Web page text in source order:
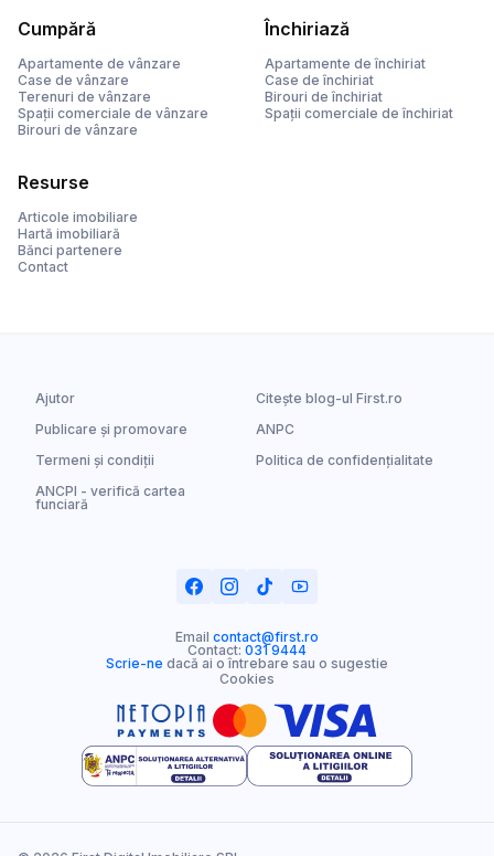
Cumpără
Apartamente de vânzare
Case de vânzare
Terenuri de vânzare
Spații comerciale de vânzare
Birouri de vânzare
Închiriază
Apartamente de închiriat
Case de închiriat
Birouri de închiriat
Spații comerciale de închiriat
Resurse
Articole imobiliare
Hartă imobiliară
Bănci partenere
Contact
Ajutor
Citește blog-ul First.ro
Publicare și promovare
ANPC
Termeni și condiții
Politica de confidențialitate
ANCPI - verifică cartea
funciară
Email contact@first.ro
Contact: 031 9444
Scrie-ne dacă ai o întrebare sau o sugestie
Cookies